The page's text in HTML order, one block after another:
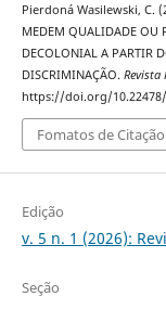
Pierdoná Wasilewski, C.
MEDEM QUALIDADE OU
DECOLONIAL A PARTIR
DISCRIMINAÇÃO. Revista
https://doi.org/10.22478/
Fomatos de Citação
Edição
v. 5 n. 1 (2026):
Seção